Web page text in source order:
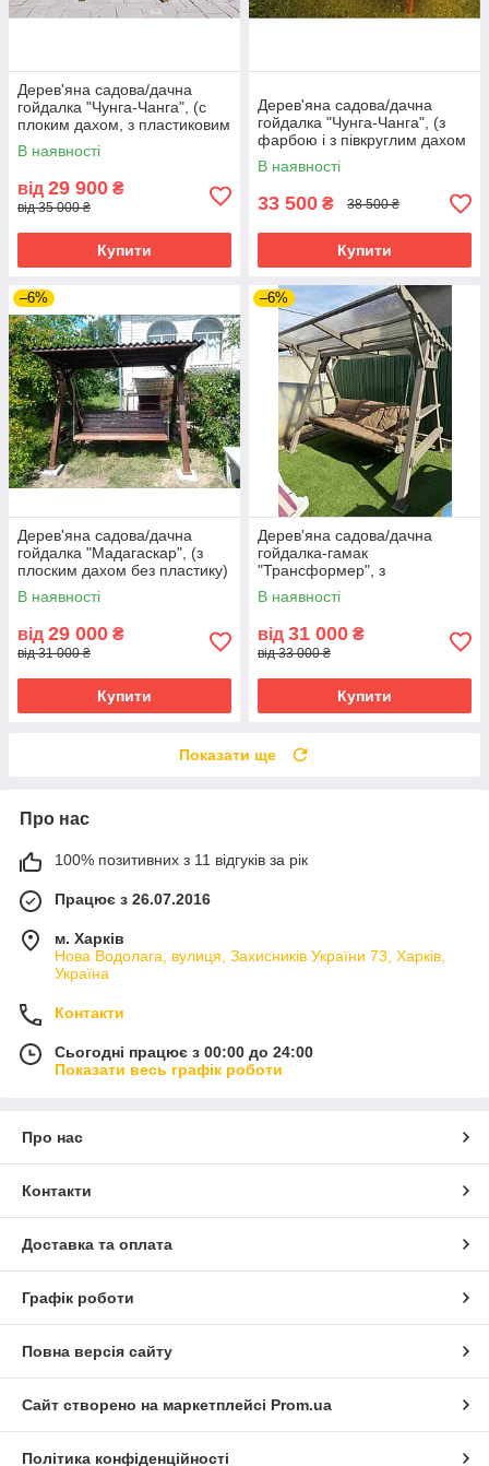
Дерев'яна садова/дачна
гойдалка "Чунга-Чанга", (с
плоким дахом, з пластиковим
шифером) - колір горіх
В наявності
від 29 900 ₴
від 35 000 ₴
Купити
Дерев'яна садова/дачна
гойдалка "Чунга-Чанга", (з
фарбою і з півкруглим дахом
з пластмасовим шифером)
В наявності
33 500 ₴ 38 500 ₴
Купити
–6%
Дерев'яна садова/дачна
гойдалка "Мадагаскар", (з
плоским дахом без пластику)
В наявності
від 29 000 ₴
від 31 000 ₴
Купити
–6%
Дерев'яна садова/дачна
гойдалка-гамак
"Трансформер", з
фарбуванням та з плоским
дахом (полікарбонат)
В наявності
від 31 000 ₴
від 33 000 ₴
Купити
Показати ще
Про нас
100% позитивних з 11 відгуків за рік
Працює з 26.07.2016
м. Харків
Нова Водолага, вулиця, Захисників України 73, Харків,
Україна
Контакти
Сьогодні працює з 00:00 до 24:00
Показати весь графік роботи
Про нас
Контакти
Доставка та оплата
Графік роботи
Повна версія сайту
Сайт створено на маркетплейсі Prom.ua
Політика конфіденційності